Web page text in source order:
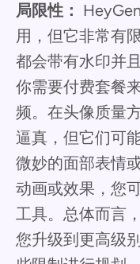
局限性：
用，但它非常有
都会带有水印并
你需要付费套餐
频。在头像质量
逼真，但它们可
微妙的面部表情
动画或效果，您
工具。总体而言
您升级到更高级